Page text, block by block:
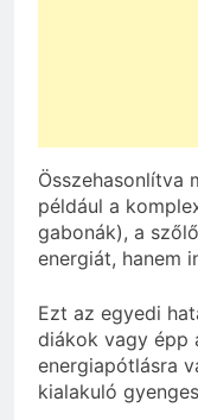
Összehasonlítva
például a
gabonák), a
energiát, hanem
Ezt az egyedi
diákok vagy épp
energiapótlásra
kialakuló